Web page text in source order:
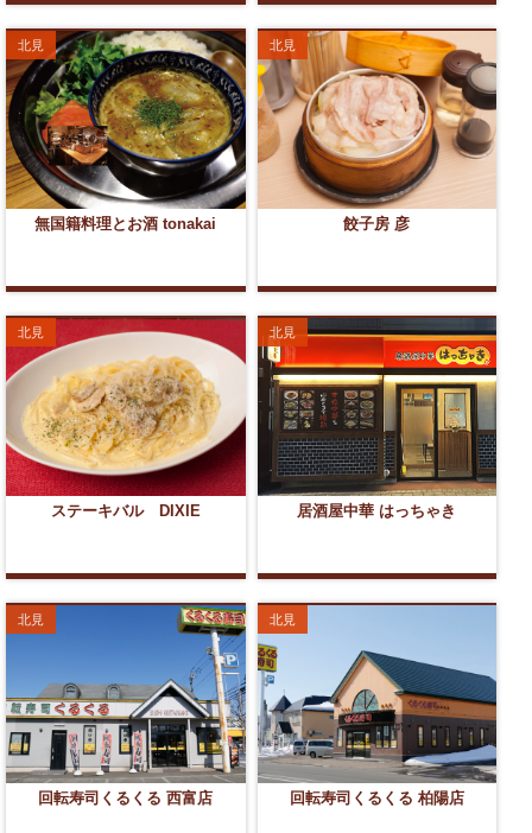
無国籍料理とお酒 tonakai
北見
餃子房 彦
北見
ステーキバル DIXIE
北見
居酒屋中華 はっちゃき
北見
回転寿司くるくる 西富店
北見
回転寿司くるくる 柏陽店
北見